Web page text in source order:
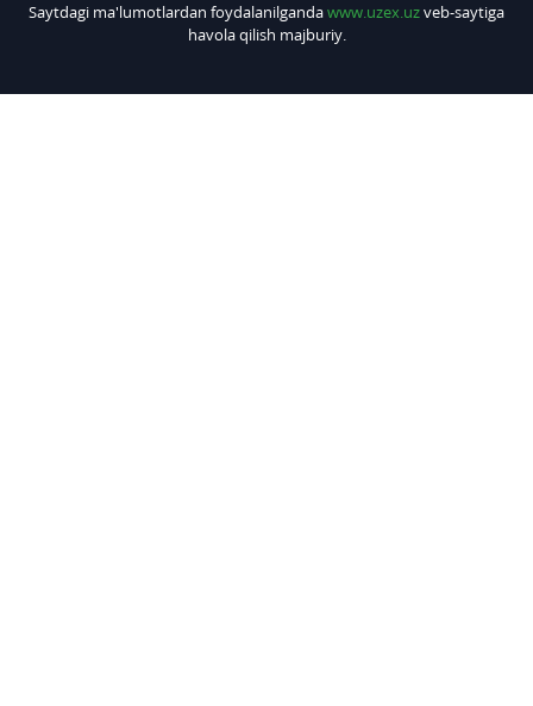
Saytdagi ma'lumotlardan foydalanilgandawww.uzex.uzveb-saytiga
havola qilish majburiy.